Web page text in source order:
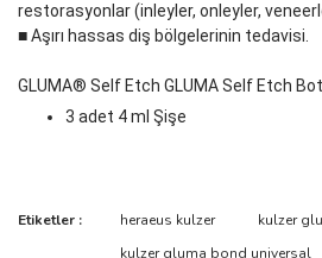
restorasyonlar (inleyler, onleyler,
■ Aşırı hassas diş bölgelerinin tedavisi.
GLUMA® Self Etch GLUMA Self Etch
3 adet 4 ml Şişe
Bu ürüne ilk yorumu siz
Bu ürünün fiyat bilgisi, resim, ürün
Etiketler : heraeus kulzer
kulzer
kulzer gluma bond universal